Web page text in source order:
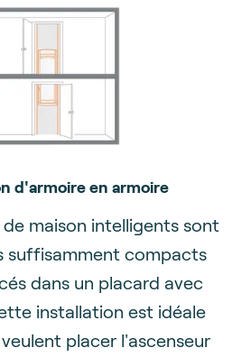
d'armoire en armoire
de maison intelligents sont
suffisamment compacts
dans un placard avec
installation est idéale
placer l'ascenseur